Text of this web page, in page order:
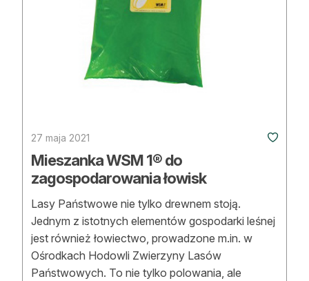
27 maja 2021
Mieszanka WSM 1® do
zagospodarowania łowisk
Lasy Państwowe nie tylko drewnem stoją.
Jednym z istotnych elementów gospodarki leśnej
jest również łowiectwo, prowadzone m.in. w
Ośrodkach Hodowli Zwierzyny Lasów
Państwowych. To nie tylko polowania, ale